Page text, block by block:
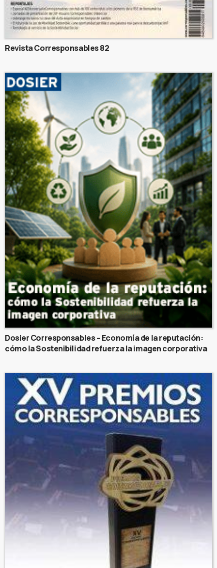
Revista Corresponsables 82
Dosier Corresponsables – Economía de la reputación:
cómo la Sostenibilidad refuerza la imagen corporativa